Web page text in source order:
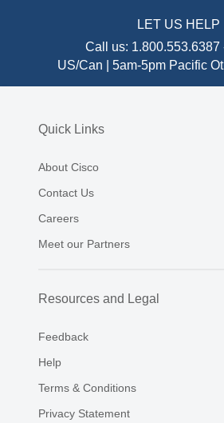
LET US HELP
Call us: 1.800.553.6387
US/Can | 5am-5pm Pacific